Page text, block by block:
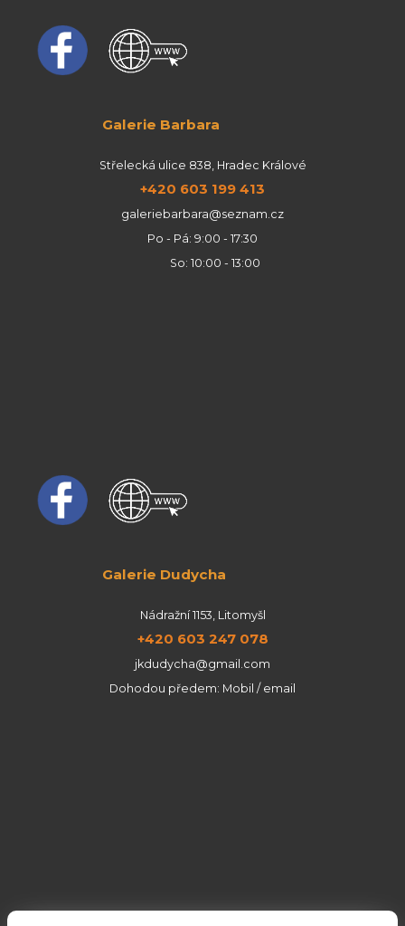
Galerie Barbara
Střelecká ulice 838, Hradec Králové
+420 603 199 413
galeriebarbara@seznam.cz
Po - Pá: 9:00 - 17:30
So: 10:00 - 13:00
Galerie Dudycha
Nádražní 1153, Litomyšl
+420 603 247 078
jkdudycha@gmail.com
Dohodou předem: Mobil / email